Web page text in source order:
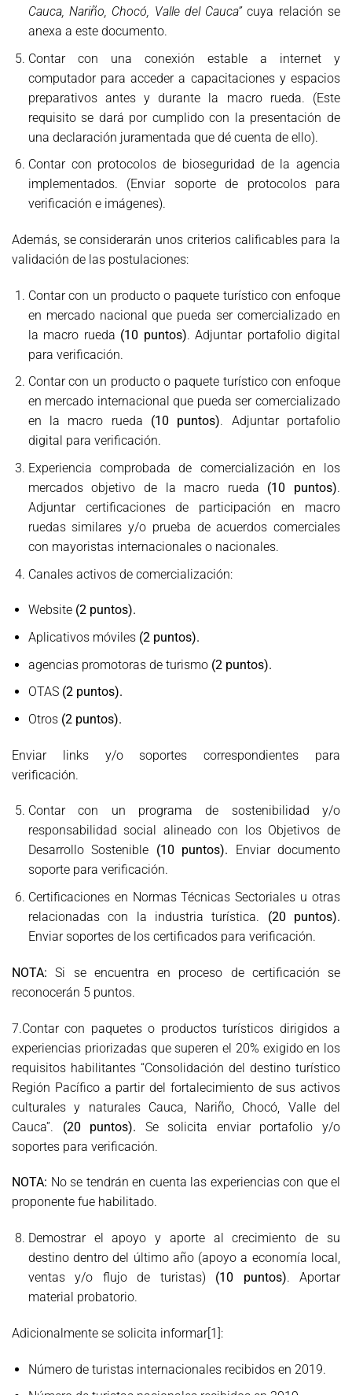
Cauca, Nariño, Chocó, Valle del Cauca”cuya relación se
anexa a este documento.
Contar con una conexión estable a internet y
computador para acceder a capacitaciones y espacios
preparativos antes y durante la macro rueda. (Este
requisito se dará por cumplido con la presentación de
una declaración juramentada que dé cuenta de ello).
Contar con protocolos de bioseguridad de la agencia
implementados. (Enviar soporte de protocolos para
verificación e imágenes).
Además, se considerarán unos criterios calificables para la
validación de las postulaciones:
Contar con un producto o paquete turístico con enfoque
en mercado nacional que pueda ser comercializado en
la macro rueda (10 puntos). Adjuntar portafolio digital
para verificación.
Contar con un producto o paquete turístico con enfoque
en mercado internacional que pueda ser comercializado
en la macro rueda (10 puntos). Adjuntar portafolio
digital para verificación.
Experiencia comprobada de comercialización en los
mercados objetivo de la macro rueda (10 puntos).
Adjuntar certificaciones de participación en macro
ruedas similares y/o prueba de acuerdos comerciales
con mayoristas internacionales o nacionales.
Canales activos de comercialización:
Website (2 puntos).
Aplicativos móviles (2 puntos).
agencias promotoras de turismo (2 puntos).
OTAS (2 puntos).
Otros (2 puntos).
Enviar links y/o soportes correspondientes para
verificación.
Contar con un programa de sostenibilidad y/o
responsabilidad social alineado con los Objetivos de
Desarrollo Sostenible (10 puntos). Enviar documento
soporte para verificación.
Certificaciones en Normas Técnicas Sectoriales u otras
relacionadas con la industria turística. (20 puntos).
Enviar soportes de los certificados para verificación.
NOTA: Si se encuentra en proceso de certificación se
reconocerán 5 puntos.
7.Contar con paquetes o productos turísticos dirigidos a
experiencias priorizadas que superen el 20% exigido en los
requisitos habilitantes “Consolidación del destino turístico
Región Pacífico a partir del fortalecimiento de sus activos
culturales y naturales Cauca, Nariño, Chocó, Valle del
Cauca”. (20 puntos). Se solicita enviar portafolio y/o
soportes para verificación.
NOTA: No se tendrán en cuenta las experiencias con que el
proponente fue habilitado.
Demostrar el apoyo y aporte al crecimiento de su
destino dentro del último año (apoyo a economía local,
ventas y/o flujo de turistas) (10 puntos). Aportar
material probatorio.
Adicionalmente se solicita informar[1]:
Número de turistas internacionales recibidos en 2019.